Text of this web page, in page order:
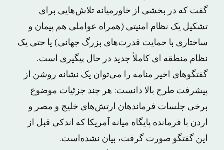
گفت که در بخشی از خاورمیانه تلاش‌هایی برای
تشکیل یک نظام امنیتی (همراه عواملی هم پیمان و
ساختاری با حمایت قدرت‌های بزرگ جهانی) یا حتی یک
نظام منطقه ای کاملاً جدید در حال پیگیری است.
گفتگوهای اخیر منامه را می‌توان یک نشانه روشن از
پیشرفت طرح بالا دانست: هر چند جزئیات موضوع
برخی جلسات فرماندهان ارتش‌های خلیج و مصر و
اردن با فرمانده پایگاه میانه آمریکا که اندکی قبل از
این گفتگو صورت گرفت، بیان نشده‌است.